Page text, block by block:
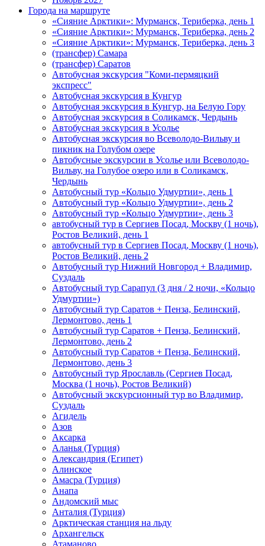
Города на маршруте
«Сияние Арктики»: Мурманск, Териберка, день 1
«Сияние Арктики»: Мурманск, Териберка, день 2
«Сияние Арктики»: Мурманск, Териберка, день 3
(трансфер) Самара
(трансфер) Саратов
Автобусная экскурсия "Коми-пермяцкий
экспресс"
Автобусная экскурсия в Кунгур
Автобусная экскурсия в Кунгур, на Белую Гору
Автобусная экскурсия в Соликамск, Чердынь
Автобусная экскурсия в Усолье
Автобусная экскурсия во Всеволодо-Вильву и
пикник на Голубом озере
Автобусные экскурсии в Усолье или Всеволодо-
Вильву, на Голубое озеро или в Соликамск,
Чердынь
Автобусный тур «Кольцо Удмуртии», день 1
Автобусный тур «Кольцо Удмуртии», день 2
Автобусный тур «Кольцо Удмуртии», день 3
автобусный тур в Сергиев Посад, Москву (1 ночь),
Ростов Великий, день 1
автобусный тур в Сергиев Посад, Москву (1 ночь),
Ростов Великий, день 2
Автобусный тур Нижний Новгород + Владимир,
Суздаль
Автобусный тур Сарапул (3 дня / 2 ночи, «Кольцо
Удмуртии»)
Автобусный тур Саратов + Пенза, Белинский,
Лермонтово, день 1
Автобусный тур Саратов + Пенза, Белинский,
Лермонтово, день 2
Автобусный тур Саратов + Пенза, Белинский,
Лермонтово, день 3
Автобусный тур Ярославль (Сергиев Посад,
Москва (1 ночь), Ростов Великий)
Автобусный экскурсионный тур во Владимир,
Суздаль
Агидель
Азов
Аксарка
Аланья (Турция)
Александрия (Египет)
Алинское
Амасра (Турция)
Анапа
Андомский мыс
Анталия (Турция)
Арктическая станция на льду
Архангельск
Атаманово